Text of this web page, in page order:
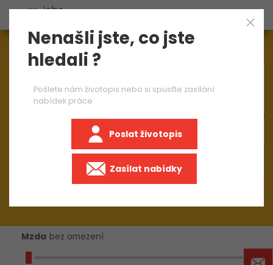
Aktuálně1545nabídek práce
Mzda bez omezení
Nenašli jste, co jste
hledali ?
Pošlete nám životopis nebo si spusťte zasílání
nabídek práce
Poslat životopis
Zasílat nabídky